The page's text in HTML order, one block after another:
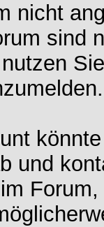
nicht
sind
und